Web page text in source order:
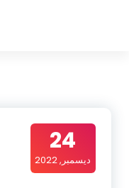
24
ديسمبر, 2022